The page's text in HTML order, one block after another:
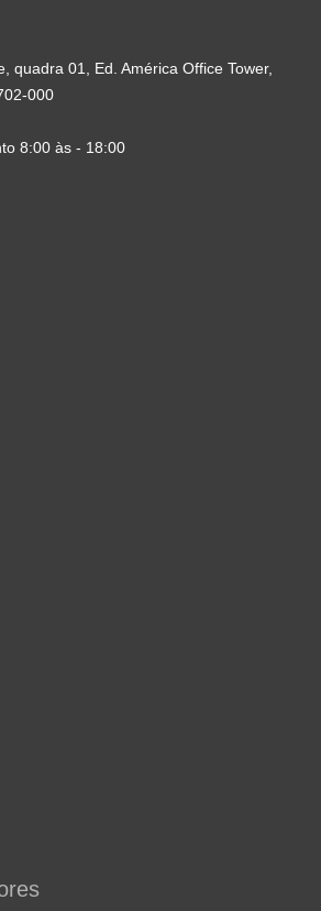
quadra 01, Ed. América Office Tower,
000
8:00 às - 18:00